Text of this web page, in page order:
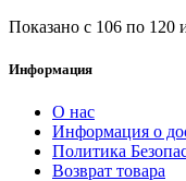
Показано с 106 по 120
Информация
О нас
Информация о
Политика
Возврат товара